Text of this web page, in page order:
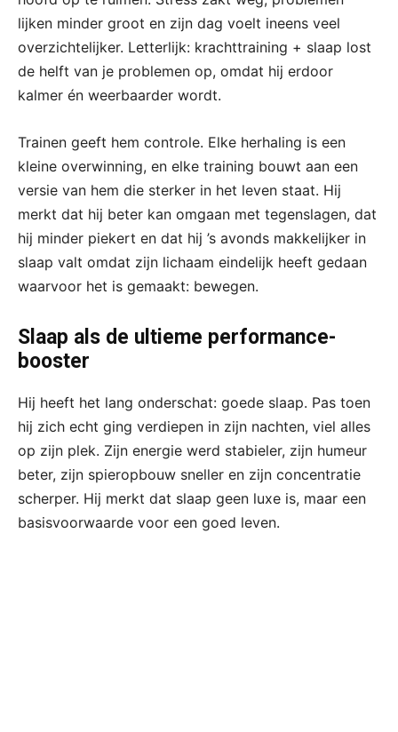
lijken minder groot en zijn dag voelt ineens veel
overzichtelijker. Letterlijk: krachttraining + slaap lost
de helft van je problemen op, omdat hij erdoor
kalmer én weerbaarder wordt.
Trainen geeft hem controle. Elke herhaling is een
kleine overwinning, en elke training bouwt aan een
versie van hem die sterker in het leven staat. Hij
merkt dat hij beter kan omgaan met tegenslagen, dat
hij minder piekert en dat hij ’s avonds makkelijker in
slaap valt omdat zijn lichaam eindelijk heeft gedaan
waarvoor het is gemaakt: bewegen.
Slaap als de ultieme performance-
booster
Hij heeft het lang onderschat: goede slaap. Pas toen
hij zich echt ging verdiepen in zijn nachten, viel alles
op zijn plek. Zijn energie werd stabieler, zijn humeur
beter, zijn spieropbouw sneller en zijn concentratie
scherper. Hij merkt dat slaap geen luxe is, maar een
basisvoorwaarde voor een goed leven.